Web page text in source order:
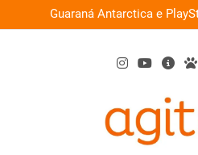
to
Guaraná Antarctica e
shopping em